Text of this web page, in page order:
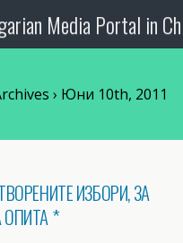
› Юни 10th, 2011
ИЗБОРИ, ЗА
*